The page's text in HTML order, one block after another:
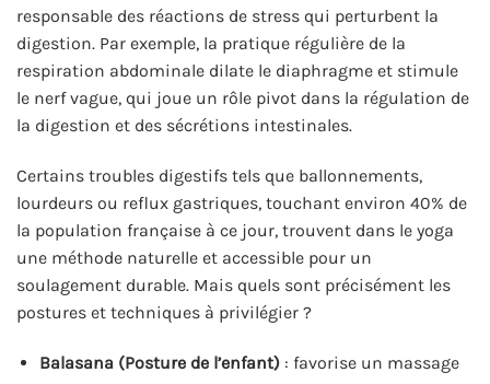
responsable des réactions de stress qui perturbent la
digestion. Par exemple, la pratique régulière de la
respiration abdominale dilate le diaphragme et stimule
le nerf vague, qui joue un rôle pivot dans la régulation de
la digestion et des sécrétions intestinales.
Certains troubles digestifs tels que ballonnements,
lourdeurs ou reflux gastriques, touchant environ 40% de
la population française à ce jour, trouvent dans le yoga
une méthode naturelle et accessible pour un
soulagement durable. Mais quels sont précisément les
postures et techniques à privilégier ?
Balasana (Posture de l’enfant): favorise un massage